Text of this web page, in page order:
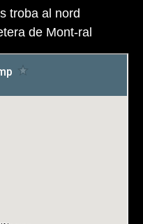
troba al nord
de Mont-ral